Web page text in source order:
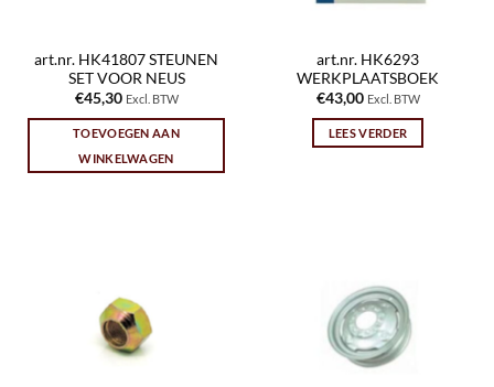
art.nr. HK41807 STEUNEN
SET VOOR NEUS
€45,30 Excl. BTW
TOEVOEGEN AAN
WINKELWAGEN
art.nr. HK6293
WERKPLAATSBOEK
€43,00 Excl. BTW
LEES VERDER